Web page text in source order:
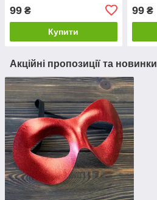
99 ₴
Купити
99₴
Акційні пропозиції та новинки